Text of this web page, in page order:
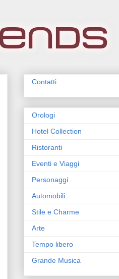
Contatti
Orologi
Hotel Collection
Ristoranti
Eventi e Viaggi
Personaggi
Automobili
Stile e Charme
Arte
Tempo libero
Grande Musica